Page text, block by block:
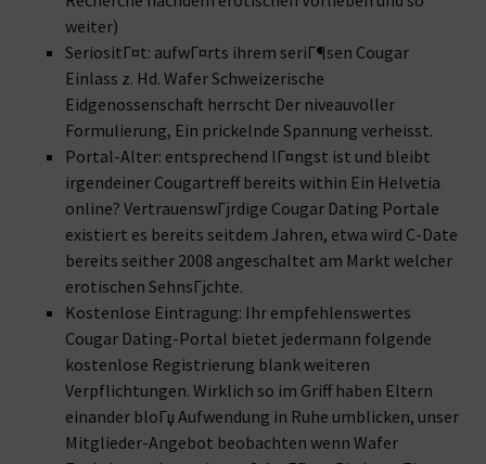
weiter)
SeriositГ¤t: aufwГ¤rts ihrem seriГ¶sen Cougar
Einlass z. Hd. Wafer Schweizerische
Eidgenossenschaft herrscht Der niveauvoller
Formulierung, Ein prickelnde Spannung verheisst.
Portal-Alter: entsprechend lГ¤ngst ist und bleibt
irgendeiner Cougartreff bereits within Ein Helvetia
online? VertrauenswГјrdige Cougar Dating Portale
existiert es bereits seitdem Jahren, etwa wird C-Date
bereits seither 2008 angeschaltet am Markt welcher
erotischen SehnsГјchte.
Kostenlose Eintragung: Ihr empfehlenswertes
Cougar Dating-Portal bietet jedermann folgende
kostenlose Registrierung blank weiteren
Verpflichtungen. Wirklich so im Griff haben Eltern
einander bloГџ Aufwendung in Ruhe umblicken, unser
Mitglieder-Angebot beobachten wenn Wafer